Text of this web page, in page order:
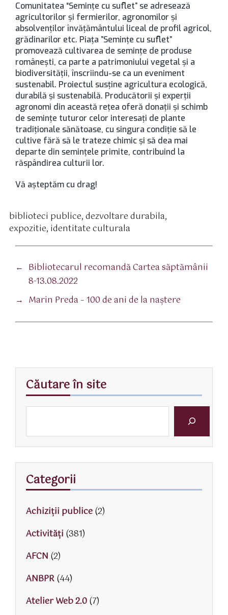
Comunitatea “Seminţe cu suflet” se adresează
agricultorilor şi fermierilor, agronomilor şi
absolvenţilor învăţământului liceal de profil agricol,
grădinarilor etc. Piața ”Semințe cu suflet”
promovează cultivarea de semințe de produse
românești, ca parte a patrimoniului vegetal și a
biodiversității, înscriindu-se ca un eveniment
sustenabil. Proiectul susţine agricultura ecologică,
durabilă şi sustenabilă. Producătorii şi experţii
agronomi din această reţea oferă donaţii şi schimb
de seminţe tuturor celor interesaţi de plante
tradiţionale sănătoase, cu singura condiţie să le
cultive fără să le trateze chimic şi să dea mai
departe din seminţele primite, contribuind la
răspândirea culturii lor.
Vă aşteptăm cu drag!
biblioteci publice,dezvoltare durabila,
expozitie, identitate culturala
← Bibliotecarul recomandă Cartea săptămânii
8-13.08.2022
→ Marin Preda – 100 de ani de la naştere
Căutare în site
Categorii
Achiziții publice(2)
Activităţi (381)
AFCN (2)
ANBPR(44)
Atelier Web 2.0(7)